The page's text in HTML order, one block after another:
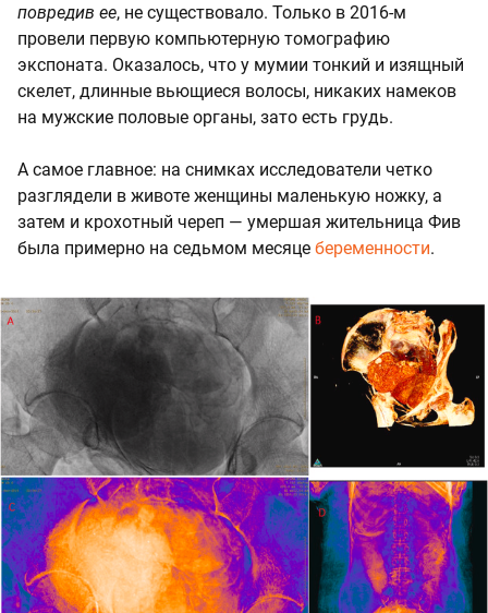
повредив ее, не существовало. Только в 2016-м
провели первую компьютерную томографию
экспоната. Оказалось, что у мумии тонкий и изящный
скелет, длинные вьющиеся волосы, никаких намеков
на мужские половые органы, зато есть грудь.
А самое главное: на снимках исследователи четко
разглядели в животе женщины маленькую ножку, а
затем и крохотный череп — умершая жительница Фив
была примерно на седьмом месяце беременности.